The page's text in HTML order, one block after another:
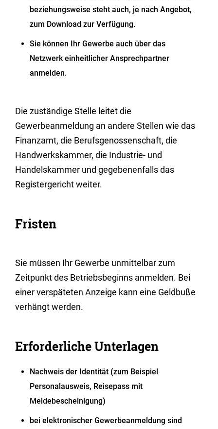
beziehungsweise steht auch, je nach Angebot,
zum Download zur Verfügung.
Sie können Ihr Gewerbe auch über das
Netzwerk einheitlicher Ansprechpartner
anmelden.
Die zuständige Stelle leitet die
Gewerbeanmeldung an andere Stellen wie das
Finanzamt, die Berufsgenossenschaft, die
Handwerkskammer, die Industrie- und
Handelskammer und gegebenenfalls das
Registergericht weiter.
Fristen
Sie müssen Ihr Gewerbe unmittelbar zum
Zeitpunkt des Betriebsbeginns anmelden. Bei
einer verspäteten Anzeige kann eine Geldbuße
verhängt werden.
Erforderliche Unterlagen
Nachweis der Identität (zum Beispiel
Personalausweis, Reisepass mit
Meldebescheinigung)
bei elektronischer Gewerbeanmeldung sind